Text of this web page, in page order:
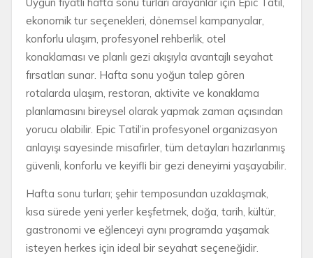
ekonomik tur seçenekleri, dönemsel kampanyalar,
konforlu ulaşım, profesyonel rehberlik, otel
konaklaması ve planlı gezi akışıyla avantajlı seyahat
fırsatları sunar. Hafta sonu yoğun talep gören
rotalarda ulaşım, restoran, aktivite ve konaklama
planlamasını bireysel olarak yapmak zaman açısından
yorucu olabilir. Epic Tatil’in profesyonel organizasyon
anlayışı sayesinde misafirler, tüm detayları hazırlanmış
güvenli, konforlu ve keyifli bir gezi deneyimi yaşayabilir.
Hafta sonu turları; şehir temposundan uzaklaşmak,
kısa sürede yeni yerler keşfetmek, doğa, tarih, kültür,
gastronomi ve eğlenceyi aynı programda yaşamak
isteyen herkes için ideal bir seyahat seçeneğidir.